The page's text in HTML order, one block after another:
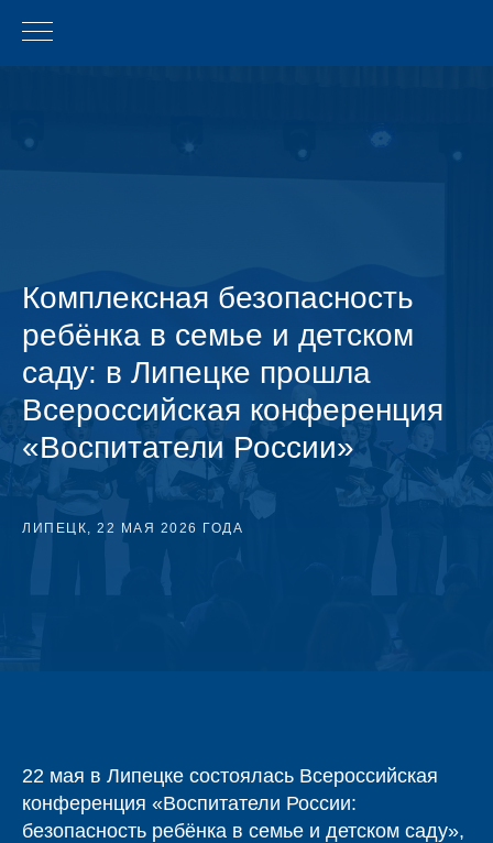
Комплексная безопасность
ребёнка в семье и детском
саду: в Липецке прошла
Всероссийская конференция
«Воспитатели России»
ЛИПЕЦК, 22 МАЯ 2026 ГОДА
22 мая в Липецке состоялась Всероссийская
конференция «Воспитатели России:
безопасность ребёнка в семье и детском саду»,